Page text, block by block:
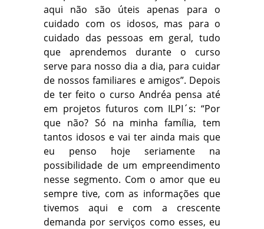
aqui não são úteis apenas para o
cuidado com os idosos, mas para o
cuidado das pessoas em geral, tudo
que aprendemos durante o curso
serve para nosso dia a dia, para cuidar
de nossos familiares e amigos”. Depois
de ter feito o curso Andréa pensa até
em projetos futuros com ILPI´s: “Por
que não? Só na minha família, tem
tantos idosos e vai ter ainda mais que
eu penso hoje seriamente na
possibilidade de um empreendimento
nesse segmento. Com o amor que eu
sempre tive, com as informações que
tivemos aqui e com a crescente
demanda por serviços como esses, eu